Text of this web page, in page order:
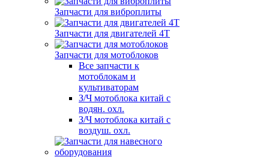
Запчасти для виброплиты
Запчасти для двигателей 4Т
Запчасти для мотоблоков
Все запчасти к
мотоблокам и
культиваторам
З/Ч мотоблока китай с
водян. охл.
З/Ч мотоблока китай с
воздуш. охл.